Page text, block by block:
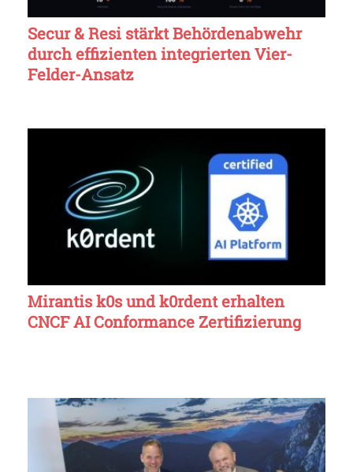
Secur & Resi stärkt Behördenabwehr
durch effizienten integrierten Vier-
Felder-Ansatz
Mirantis k0s und k0rdent erhalten
CNCF AI Conformance Zertifizierung